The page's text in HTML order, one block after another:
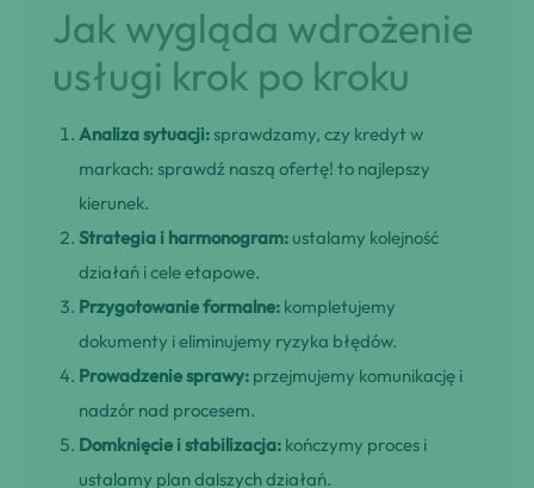
Jak wygląda wdrożenie
usługi krok po kroku
Analiza sytuacji: sprawdzamy, czy kredyt w
markach: sprawdź naszą ofertę! to najlepszy
kierunek.
Strategia i harmonogram: ustalamy kolejność
działań i cele etapowe.
Przygotowanie formalne: kompletujemy
dokumenty i eliminujemy ryzyka błędów.
Prowadzenie sprawy: przejmujemy komunikację i
nadzór nad procesem.
Domknięcie i stabilizacja: kończymy proces i
ustalamy plan dalszych działań.